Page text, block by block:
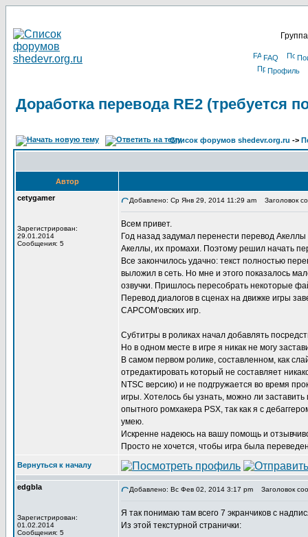
FAQ
Профиль
Доработка перевода RE2 (требуется
Список форумов shedevr.org.ru ->
Автор
cetygamer
Зарегистрирован:
29.01.2014
Сообщения: 5
Добавлено: Ср Янв 29, 2014 11:29 am Заголовок
Всем привет.
Год назад задумал перенести перевод
Акеллы, их промахи. Поэтому решил начать
Все закончилось удачно: текст полностью
выложил в сеть. Но мне и этого показалось
озвучки. Пришлось пересобрать некоторые
Перевод диалогов в сценах на движке игры
CAPCOM'овских игр.
Субтитры в роликах начал добавлять
Но в одном месте в игре я никак не могу
В самом первом ролике, составленном, как
отредактировать который не составляет
NTSC версию) и не подгружается во время
игры. Хотелось бы узнать, можно ли
опытного ромхакера PSX, так как я с
умею.
Искренне надеюсь на вашу помощь и
Просто не хочется, чтобы игра была
Вернуться к началу
edgbla
Зарегистрирован:
01.02.2014
Сообщения: 5
Добавлено: Вс Фев 02, 2014 3:17 pm Заголовок
Я так понимаю там всего 7 экранчиков с
Из этой текстурной странички: